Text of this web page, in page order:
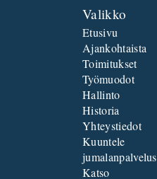
Valikko
Etusivu
Ajankohtaista
Toimitukset
Työmuodot
Hallinto
Historia
Yhteystiedot
Kuuntele
jumalanpalvelus
Katso